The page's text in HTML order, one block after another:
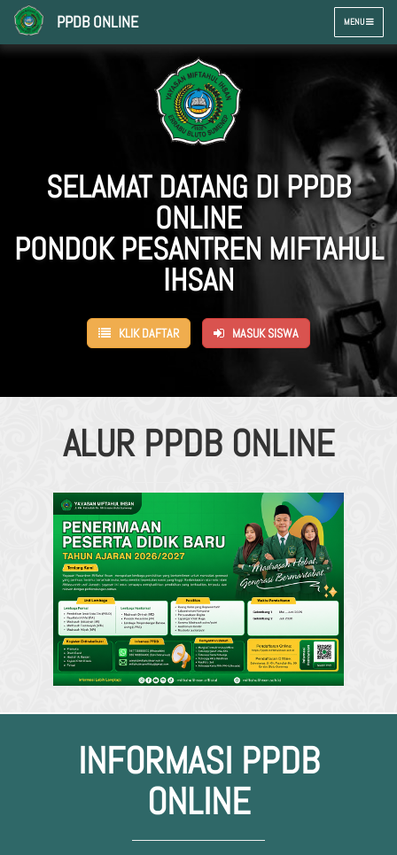
TOGGLE
MENU
PPDB ONLINE
SELAMAT DATANG DI PPDB
ONLINE
PONDOK PESANTREN MIFTAHUL
IHSAN
KLIK DAFTAR MASUK SISWA
ALUR PPDB ONLINE
INFORMASI PPDB
ONLINE